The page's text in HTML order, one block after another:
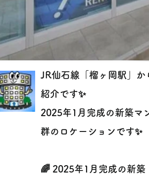
JR仙石線「榴ヶ岡駅」
紹介です✨
2025年1月完成の新築マ
群のロケーションです✨
🌈 2025年1月完成の新